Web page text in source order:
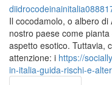
Il cocodamolo, o albero
nostro paese come
aspetto esotico. Tuttavia,
attenzione: i https://
in-italia-guida-rischi-e-